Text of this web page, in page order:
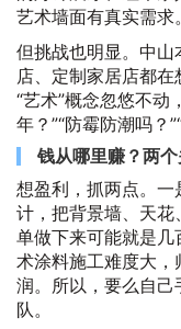
艺术墙面有真实需求
但挑战也明显。中
店、定制家居店都
“艺术”概念忽悠不动
年？”“防霉防潮吗？
钱从哪里赚？两
想盈利，抓两点。
计，把背景墙、天
单做下来可能就是
术涂料施工难度大
润。所以，要么自
队。